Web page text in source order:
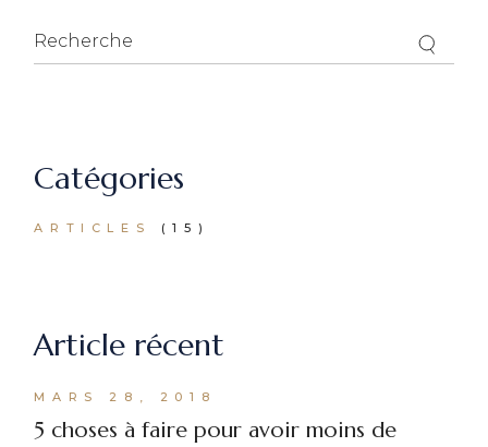
Recherche
for:
Catégories
ARTICLES (15)
Article récent
MARS 28, 2018
5 choses à faire pour avoir moins de